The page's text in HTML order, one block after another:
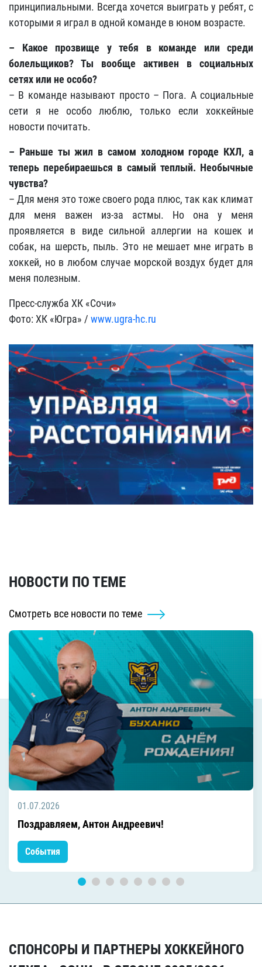
принципиальными. Всегда хочется выиграть у ребят, с
которыми я играл в одной команде в юном возрасте.
– Какое прозвище у тебя в команде или среди
болельщиков? Ты вообще активен в социальных
сетях или не особо?
– В команде называют просто – Пога. А социальные
сети я не особо люблю, только если хоккейные
новости почитать.
– Раньше ты жил в самом холодном городе КХЛ, а
теперь перебираешься в самый теплый. Необычные
чувства?
– Для меня это тоже своего рода плюс, так как климат
для меня важен из-за астмы. Но она у меня
проявляется в виде сильной аллергии на кошек и
собак, на шерсть, пыль. Это не мешает мне играть в
хоккей, но в любом случае морской воздух будет для
меня полезным.
Пресс-служба ХК «Сочи»
Фото: ХК «Югра» / www.ugra-hc.ru
НОВОСТИ ПО ТЕМЕ
Смотреть все новости по теме
01.07.2026
Поздравляем, Антон Андреевич!
События
СПОНСОРЫ И ПАРТНЕРЫ ХОККЕЙНОГО